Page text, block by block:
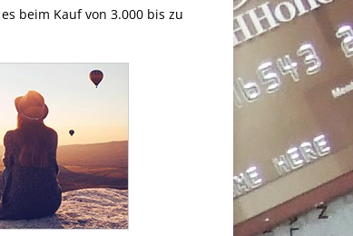
beim Kauf von 3.000 bis zu